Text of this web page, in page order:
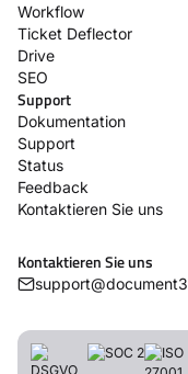
Workflow
Ticket Deflector
Drive
SEO
Support
Dokumentation
Support
Status
Feedback
Kontaktieren Sie uns
Kontaktieren Sie uns